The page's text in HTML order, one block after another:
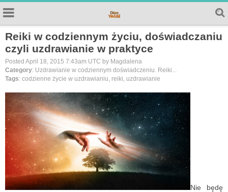
Reiki w codziennym życiu, doświadczaniu
czyli uzdrawianie w praktyce
Posted April 18, 2015 7:43am UTC by Magdalena
Category: Uzdrawianie w codziennym doświadczeniu. Reiki...
Tags: codzienne życie w uzdrawianiu, reiki, uzdrawianie
Nie będę